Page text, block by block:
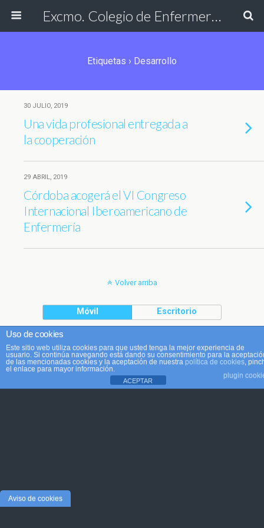
Excmo. Colegio de Enfermería de Cádiz
Etiquetas › Desarrollo
30 JULIO, 2019
Una vida profesional entregada a
la cooperación
29 ABRIL, 2019
Córdoba acogerá el VI Congreso
Internacional Iberoamericano de
Enfermería
Volver arriba
Móvil Escritorio
Uso de cookies
Este sitio web utiliza cookies para que usted tenga la mejor experiencia de
usuario. Si continúa navegando está dando su consentimiento para la
de las mencionadas cookies y la aceptación de nuestra política de cookies,
el enlace para mayor información.
plugin
ACEPTAR
Aviso de cookies